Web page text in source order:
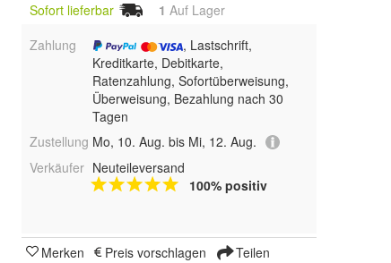
Sofort lieferbar 1 Auf Lager
Zahlung
, Lastschrift,
Kreditkarte, Debitkarte,
Ratenzahlung, Sofortüberweisung,
Überweisung, Bezahlung nach 30
Tagen
Zustellung Mo, 10. Aug. bis Mi, 12. Aug.
Verkäufer Neuteileversand
100% positiv
Merken Preis vorschlagen Teilen